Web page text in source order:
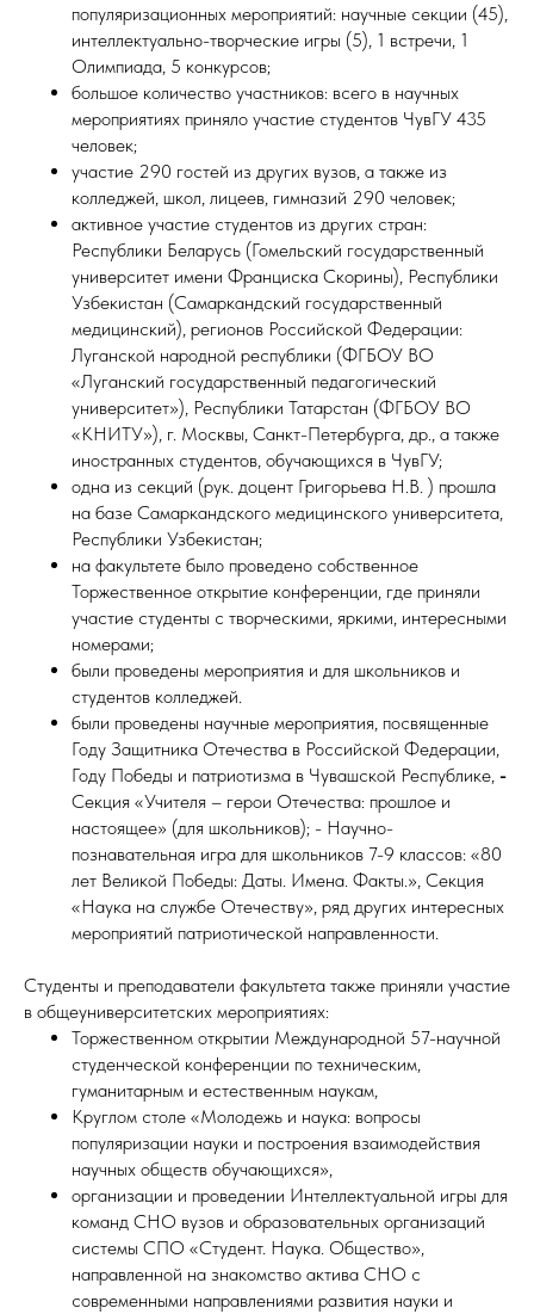
популяризационных мероприятий: научные секции (45),
интеллектуально-творческие игры (5), 1 встречи, 1
Олимпиада, 5 конкурсов;
большое количество участников: всего в научных
мероприятиях приняло участие студентов ЧувГУ 435
человек;
участие 290 гостей из других вузов, а также из
колледжей, школ, лицеев, гимназий 290 человек;
активное участие студентов из других стран:
Республики Беларусь (Гомельский государственный
университет имени Франциска Скорины), Республики
Узбекистан (Самаркандский государственный
медицинский), регионов Российской Федерации:
Луганской народной республики (ФГБОУ ВО
«Луганский государственный педагогический
университет»), Республики Татарстан (ФГБОУ ВО
«КНИТУ»), г. Москвы, Санкт-Петербурга, др., а также
иностранных студентов, обучающихся в ЧувГУ;
одна из секций (рук. доцент Григорьева Н.В. ) прошла
на базе Самаркандского медицинского университета,
Республики Узбекистан;
на факультете было проведено собственное
Торжественное открытие конференции, где приняли
участие студенты с творческими, яркими, интересными
номерами;
были проведены мероприятия и для школьников и
студентов колледжей.
были проведены научные мероприятия, посвященные
Году Защитника Отечества в Российской Федерации,
Году Победы и патриотизма в Чувашской Республике, -
Секция «Учителя – герои Отечества: прошлое и
настоящее» (для школьников); - Научно-
познавательная игра для школьников 7-9 классов: «80
лет Великой Победы: Даты. Имена. Факты.», Секция
«Наука на службе Отечеству», ряд других интересных
мероприятий патриотической направленности.
Студенты и преподаватели факультета также приняли участие
в общеуниверситетских мероприятиях:
Торжественном открытии Международной 57-научной
студенческой конференции по техническим,
гуманитарным и естественным наукам,
Круглом столе «Молодежь и наука: вопросы
популяризации науки и построения взаимодействия
научных обществ обучающихся»,
организации и проведении Интеллектуальной игры для
команд СНО вузов и образовательных организаций
системы СПО «Студент. Наука. Общество»,
направленной на знакомство актива СНО с
современными направлениями развития науки и